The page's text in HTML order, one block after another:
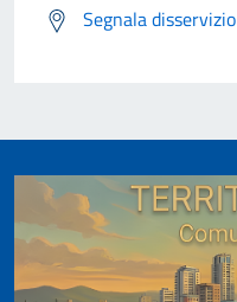
Segnala disservizio